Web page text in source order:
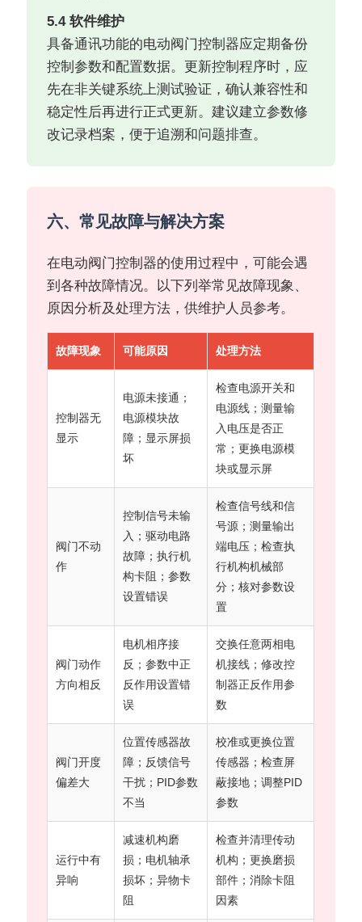
5.4 软件维护
具备通讯功能的电动阀门控制器应定期备份
控制参数和配置数据。更新控制程序时，应
先在非关键系统上测试验证，确认兼容性和
稳定性后再进行正式更新。建议建立参数修
改记录档案，便于追溯和问题排查。
六、常见故障与解决方案
在电动阀门控制器的使用过程中，可能会遇
到各种故障情况。以下列举常见故障现象、
原因分析及处理方法，供维护人员参考。
故障现象 可能原因 处理方法
控制器无
显示
电源未接通；
电源模块故
障；显示屏损
坏
检查电源开关和
电源线；测量输
入电压是否正
常；更换电源模
块或显示屏
阀门不动
作
控制信号未输
入；驱动电路
故障；执行机
构卡阻；参数
设置错误
检查信号线和信
号源；测量输出
端电压；检查执
行机构机械部
分；核对参数设
置
阀门动作
方向相反
电机相序接
反；参数中正
反作用设置错
误
交换任意两相电
机接线；修改控
制器正反作用参
数
阀门开度
偏差大
位置传感器故
障；反馈信号
干扰；PID参数
不当
校准或更换位置
传感器；检查屏
蔽接地；调整PID
参数
运行中有
异响
减速机构磨
损；电机轴承
损坏；异物卡
阻
检查并清理传动
机构；更换磨损
部件；消除卡阻
因素